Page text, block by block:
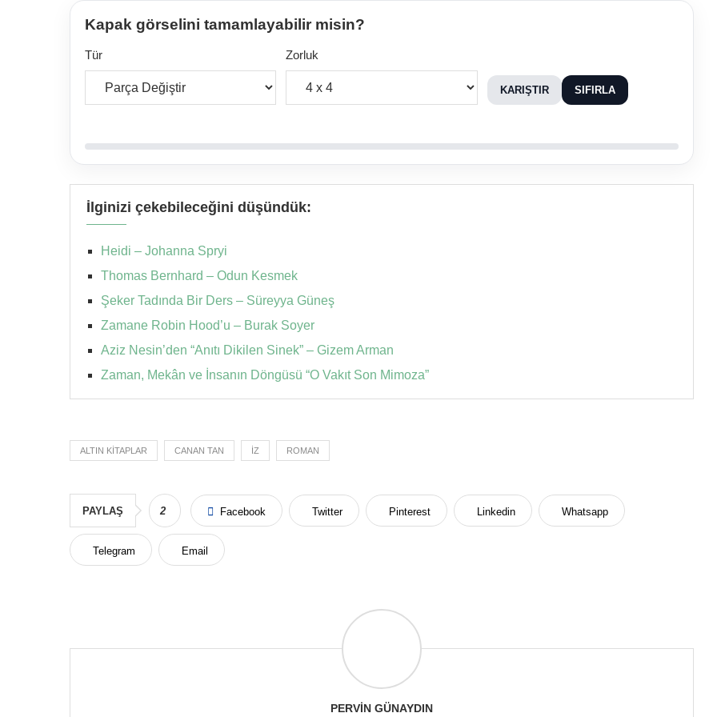
Kapak görselini tamamlayabilir misin?
Tür Zorluk
KARIŞTIR SIFIRLA
İlginizi çekebileceğini düşündük:
Heidi – Johanna Spryi
Thomas Bernhard – Odun Kesmek
Şeker Tadında Bir Ders – Süreyya Güneş
Zamane Robin Hood’u – Burak Soyer
Aziz Nesin’den “Anıtı Dikilen Sinek” – Gizem Arman
Zaman, Mekân ve İnsanın Döngüsü “O Vakıt Son Mimoza”
ALTIN KITAPLAR CANAN TAN IZ ROMAN
PAYLAŞ 2 Facebook Twitter Pinterest Linkedin Whatsapp
Telegram Email
PERVIN GÜNAYDIN